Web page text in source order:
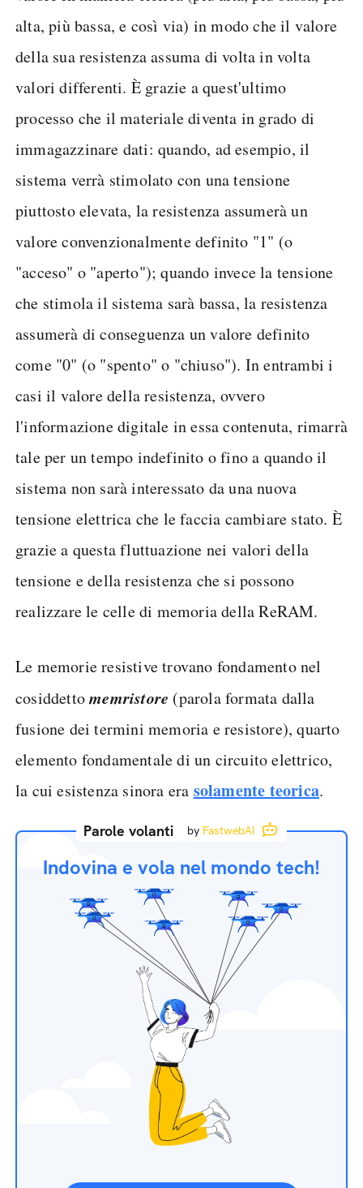
alta, più bassa, e così via) in modo che il valore
della sua resistenza assuma di volta in volta
valori differenti. È grazie a quest'ultimo
processo che il materiale diventa in grado di
immagazzinare dati: quando, ad esempio, il
sistema verrà stimolato con una tensione
piuttosto elevata, la resistenza assumerà un
valore convenzionalmente definito "1" (o
"acceso" o "aperto"); quando invece la tensione
che stimola il sistema sarà bassa, la resistenza
assumerà di conseguenza un valore definito
come "0" (o "spento" o "chiuso"). In entrambi i
casi il valore della resistenza, ovvero
l'informazione digitale in essa contenuta, rimarrà
tale per un tempo indefinito o fino a quando il
sistema non sarà interessato da una nuova
tensione elettrica che le faccia cambiare stato. È
grazie a questa fluttuazione nei valori della
tensione e della resistenza che si possono
realizzare le celle di memoria della ReRAM.
Le memorie resistive trovano fondamento nel
cosiddettomemristore (parola formata dalla
fusione dei termini memoria e resistore), quarto
elemento fondamentale di un circuito elettrico,
la cui esistenza sinora era solamente teorica.
Parole volanti by FastwebAI
Indovina e vola nel mondo tech!